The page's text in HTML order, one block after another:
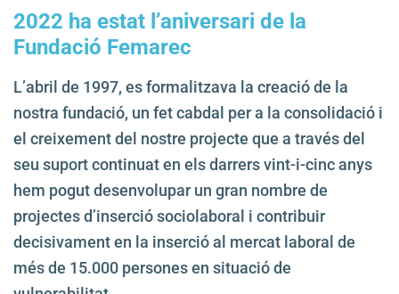
2022 ha estat l’aniversari de la
Fundació Femarec
L’abril de 1997, es formalitzava la creació de la
nostra fundació, un fet cabdal per a la consolidació i
el creixement del nostre projecte que a través del
seu suport continuat en els darrers vint-i-cinc anys
hem pogut desenvolupar un gran nombre de
projectes d’inserció sociolaboral i contribuir
decisivament en la inserció al mercat laboral de
més de 15.000 persones en situació de